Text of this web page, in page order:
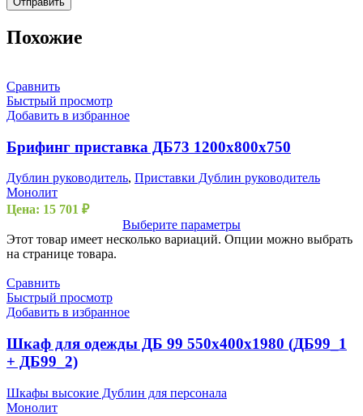
Похожие
Сравнить
Быстрый просмотр
Добавить в избранное
Брифинг приставка ДБ73 1200х800х750
Дублин руководитель, Приставки Дублин руководитель
Монолит
Цена: 15 701 ₽
Выберите параметры
Этот товар имеет несколько вариаций. Опции можно выбрать
на странице товара.
Сравнить
Быстрый просмотр
Добавить в избранное
Шкаф для одежды ДБ 99 550х400х1980 (ДБ99_1
+ ДБ99_2)
Шкафы высокие Дублин для персонала
Монолит